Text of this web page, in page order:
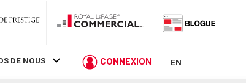
DE NOUS CONNEXION EN